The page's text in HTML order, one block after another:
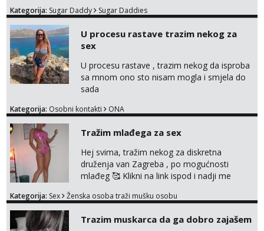
otvorena, komunikativna, zgodna i atraktivna
markodalic37@gmail.com
Kategorija: Sugar Daddy Sugar Daddies
U procesu rastave trazim nekog za
sex
U procesu rastave , trazim nekog da isproba
sa mnom ono sto nisam mogla i smjela do
sada
Kategorija: Osobni kontakti ONA
Tražim mlađega za sex
Hej svima, tražim nekog za diskretna
druženja van Zagreba , po mogućnosti
mlađeg 🥰 Klikni na link ispod i nadji me
Kategorija: Sex Ženska osoba traži mušku osobu
Trazim muskarca da ga dobro zajašem